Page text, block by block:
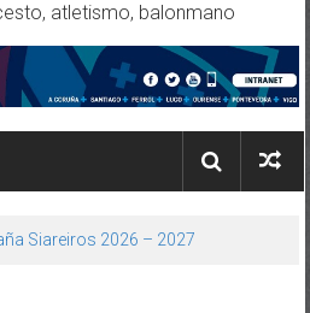
atletismo, balonmano
Siareiros 2026 – 2027